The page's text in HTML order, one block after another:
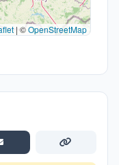
| ©OpenStreetMap